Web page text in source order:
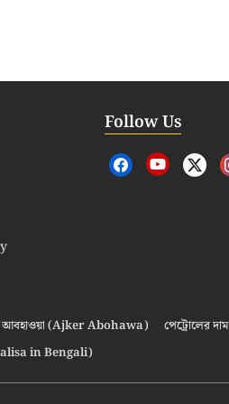
Follow Us
আবহাওয়া (Ajker Abohawa) পেট্রোলের দাম
in Bengali)